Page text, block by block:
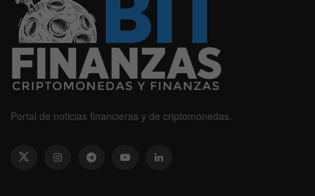
Portal de noticias financieras y de criptomonedas.